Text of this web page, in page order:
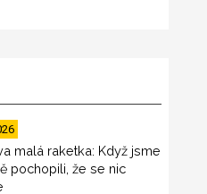
malá raketka: Když jsme
pochopili, že se nic